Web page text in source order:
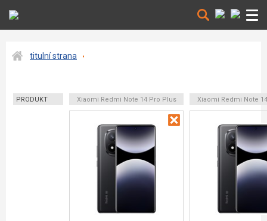
titulní strana
PRODUKT Xiaomi Redmi Note 14 Pro Plus Xiaomi Redmi Note